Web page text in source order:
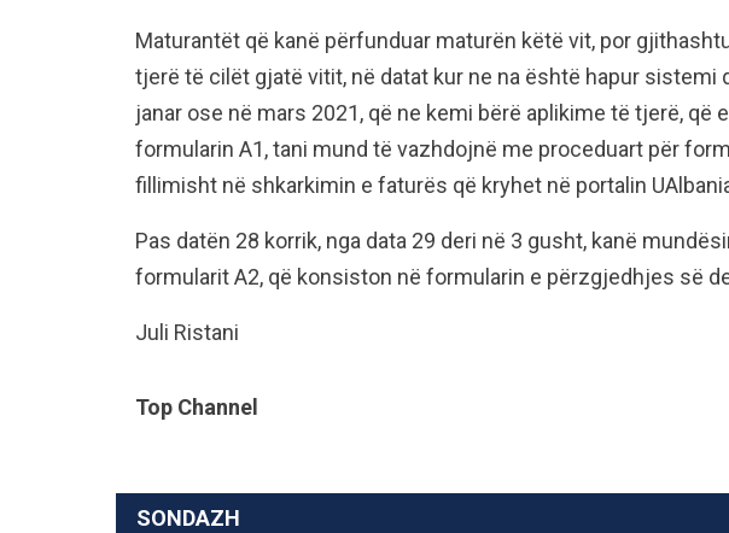
Maturantët që kanë përfunduar maturën këtë vit, por
tjerë të cilët gjatë vitit, në datat kur ne na është hapur sistemi
janar ose në mars 2021, që ne kemi bërë aplikime të tjerë, që
formularin A1, tani mund të vazhdojnë me proceduart për
fillimisht në shkarkimin e faturës që kryhet në portalin
Pas datën 28 korrik, nga data 29 deri në 3 gusht, kanë
formularit A2, që konsiston në formularin e përzgjedhjes së
Juli Ristani
Top Channel
SONDAZH